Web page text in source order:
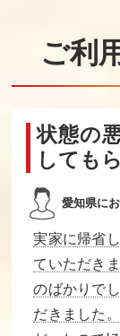
ご利
状態の
しても
愛知県に
実家に帰省
ていただき
のばかりで
だきました